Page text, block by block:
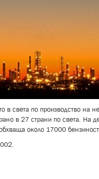
в света по производство на
в 27 страни по света. На
около 17000